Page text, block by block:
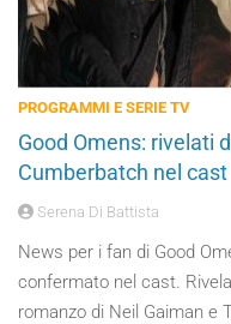
PROGRAMMI E SERIE TV
Good Omens: rivelati
Cumberbatch nel cast
Serena Di Battista
News per i fan di Good
confermato nel cast.
romanzo di Neil Gaiman e